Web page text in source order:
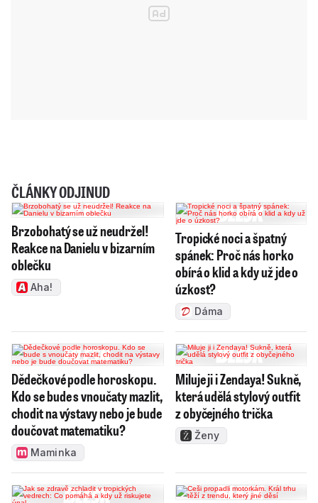
ČLÁNKY ODJINUD
Brzobohatý se už neudržel!
Reakce na Danielu v bizarním
oblečku
Aha!
Tropické noci a špatný
spánek: Proč nás horko
obírá o klid a kdy už jde o
úzkost?
Dáma
Dědečkové podle horoskopu.
Kdo se bude s vnoučaty mazlit,
chodit na výstavy nebo je bude
doučovat matematiku?
Maminka
Miluje ji i Zendaya! Sukně,
která udělá stylový outfit
z obyčejného trička
Ženy